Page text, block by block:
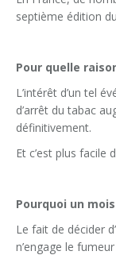
septième édition
Pour quelle
L’intérêt d’un tel
d’arrêt du tabac
définitivement.
Et c’est plus facile
Pourquoi un mois
Le fait de décider
n’engage le